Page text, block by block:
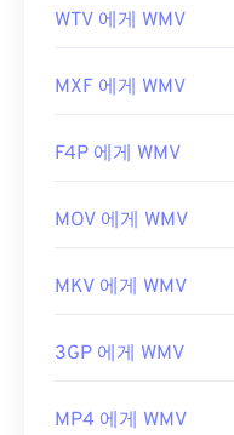
https://
WTV 에게 WMV
MXF 에게 WMV
F4P 에게 WMV
MOV 에게 WMV
MKV 에게 WMV
3GP 에게 WMV
MP4 에게 WMV